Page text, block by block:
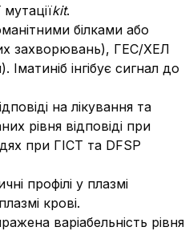
kit.
білками або
захворювань), ГЕС/ХЕЛ
інгібує сигнал до
на лікування та
рівня відповіді при
при ГІСТ та DFSP
профілі у плазмі
крові.
варіабельність рівня